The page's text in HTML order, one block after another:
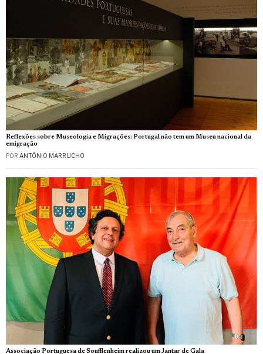
Reflexões sobre Museologia e Migrações: Portugal não tem um Museu nacional da
emigração
POR ANTÓNIO MARRUCHO
Associação Portuguesa de Soufflenheim realizou um Jantar de Gala